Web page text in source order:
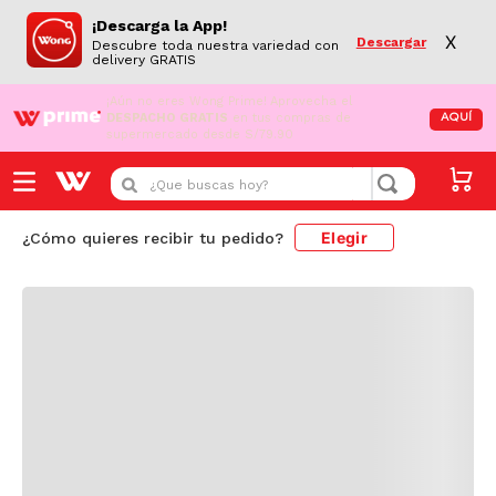
¡Descarga la App!
Descubre toda nuestra variedad con
delivery GRATIS
Descargar X
¡Aún no eres Wong Prime! Aprovecha el
DESPACHO GRATIS en tus compras de
supermercado desde S/79.90
AQUÍ
¿Que buscas hoy?
¿Cómo quieres recibir tu pedido? Elegir
Cargando comentarios...